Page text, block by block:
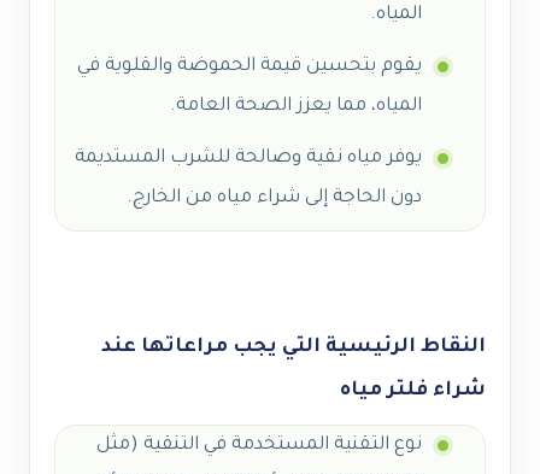
المياه.
يقوم بتحسين قيمة الحموضة والقلوية في
المياه، مما يعزز الصحة العامة.
يوفر مياه نقية وصالحة للشرب المستديمة
دون الحاجة إلى شراء مياه من الخارج.
النقاط الرئيسية التي يجب مراعاتها عند
شراء فلتر مياه
نوع التقنية المستخدمة في التنقية (مثل